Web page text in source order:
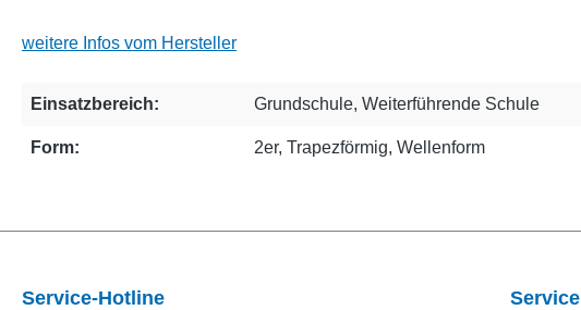
weitere Infos vom Hersteller
Einsatzbereich: Grundschule, Weiterführende Schule
Form: 2er, Trapezförmig, Wellenform
Service-Hotline Service